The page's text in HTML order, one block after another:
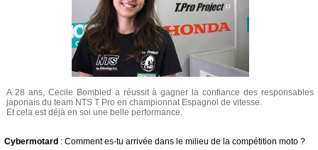
A 28 ans, Cecile Bombled a réussit à gagner la confiance des responsables
japonais du team NTS T Pro en championnat Espagnol de vitesse.
Et cela est déjà en soi une belle performance.
Cybermotard : Comment es-tu arrivée dans le milieu de la compétition moto ?